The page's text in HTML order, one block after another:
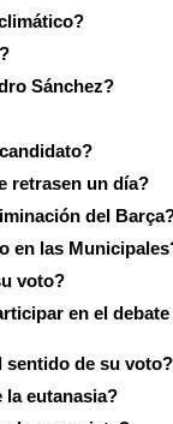
Sánchez?
retrasen un día?
del
en las
voto?
en el debate
sentido de su voto?
la eutanasia?